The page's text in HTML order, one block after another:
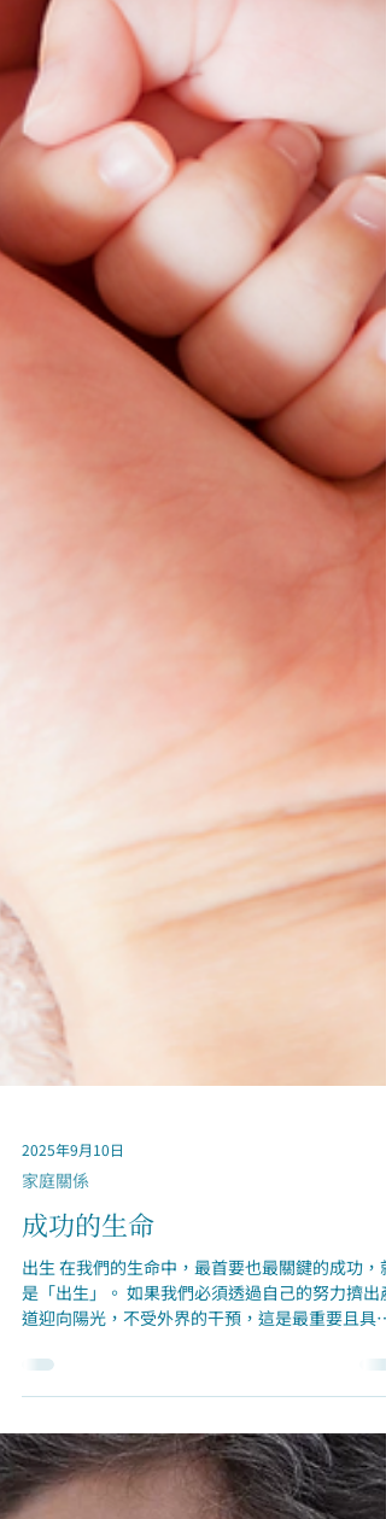
家庭關係
成功的生命